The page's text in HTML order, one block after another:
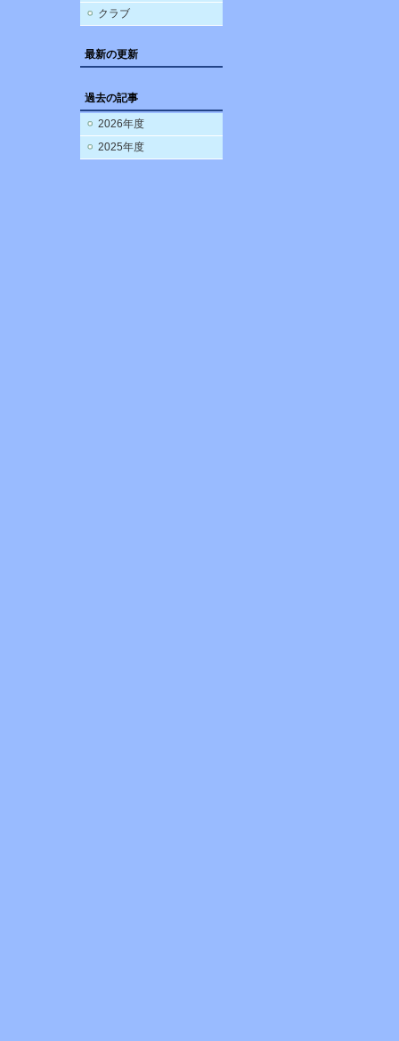
クラブ
最新の更新
過去の記事
2026年度
2025年度